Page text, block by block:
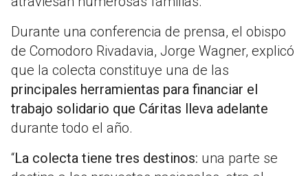
Durante una conferencia de prensa, el obispo
de Comodoro Rivadavia, Jorge Wagner, explicó
que la colecta constituye una de las
principales herramientas para financiar el
trabajo solidario que Cáritas lleva adelante
durante todo el año.
“La colecta tiene tres destinos: una parte se